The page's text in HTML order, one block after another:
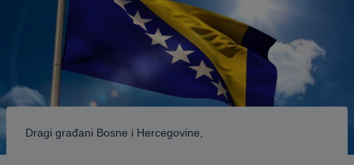
Dragi građani Bosne i Hercegovine,